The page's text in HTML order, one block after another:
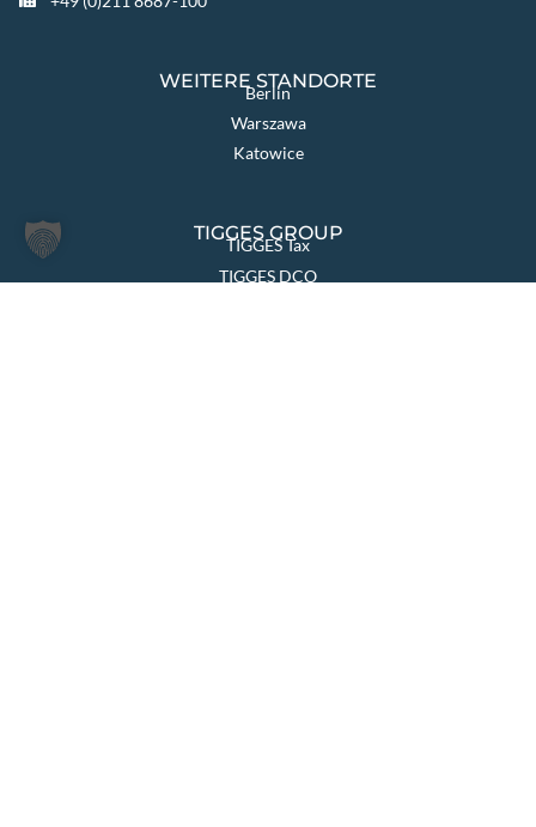
WEITERE STANDORTE
Berlin
Warszawa
Katowice
TIGGES GROUP
TIGGES Tax
TIGGES DCO